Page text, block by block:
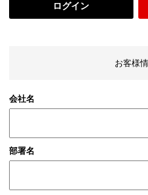
ログイン
お客様
会社名
部署名